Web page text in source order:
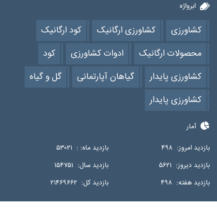
ابرواژه
کشاورزی کشاورزی ارگانیک
کود ارگانیک
محصولات ارگانیک
ادوات کشاورزی
کود
کشاورزی پایدار
گیاهان آپارتمانی
گل و گیاه
کشاورزی پایدار
آمار
بازدید امروز: ۴۹۸ بازدید ماه: : ۵۳۰۲۱
بازدید دیروز: ۵۶۲۱ بازدید سال: ۱۵۴۷۵۱
بازدید هفته: ۴۹۸ بازدید کل: ۲۱۴۶۹۶۶۲